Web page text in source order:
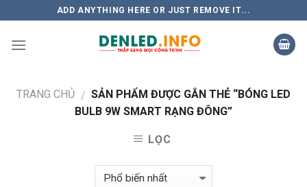
to
content
ADD ANYTHING HERE OR JUST REMOVE IT...
TRANG CHỦ / SẢN PHẨM ĐƯỢC GẮN THẺ “BÓNG LED
BULB 9W SMART RẠNG ĐÔNG”
LỌC